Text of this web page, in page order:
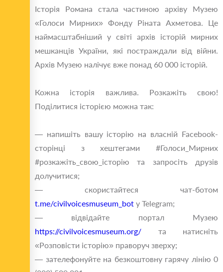
Історія Романа стала частиною архіву Музею
«Голоси Мирних» Фонду Ріната Ахметова. Це
наймасштабніший у світі архів історій мирних
мешканців України, які постраждали від війни.
Архів Музею налічує вже понад 60 000 історій.
Кожна історія важлива. Розкажіть свою!
Поділитися історією можна так:
— напишіть вашу історію на власній Facebook-
сторінці з хештегами #Голоси_Мирних
#розкажіть_свою_історію та запросіть друзів
долучитися;
— скористайтеся чат-ботом
t.me/civilvoicesmuseum_bot у Telegram;
— відвідайте портал Музею
https://civilvoicesmuseum.org/ та натисніть
«Розповісти історію» праворуч зверху;
— зателефонуйте на безкоштовну гарячу лінію 0